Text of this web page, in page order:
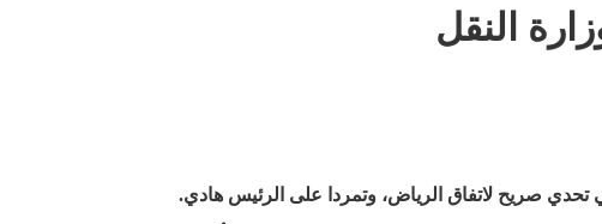
النقل
تحدي صريح لاتفاق الرياض، وتمردا على الرئيس هادي.